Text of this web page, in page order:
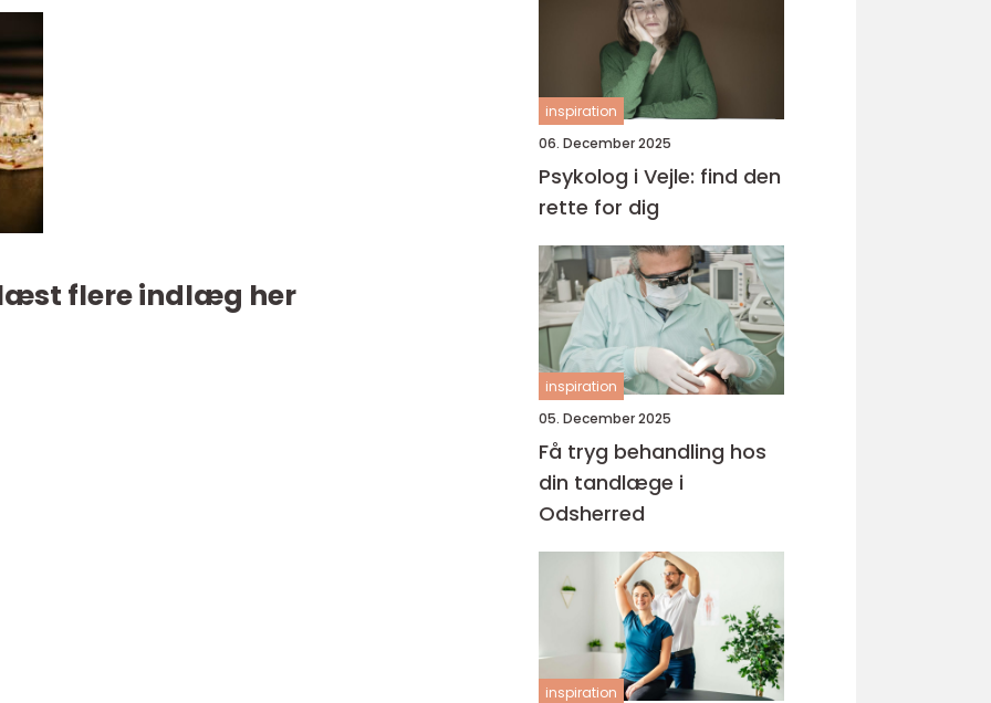
flere indlæg her
inspiration
06. December 2025
Psykolog i Vejle: find den
rette for dig
inspiration
05. December 2025
Få tryg behandling hos
din tandlæge i
Odsherred
inspiration